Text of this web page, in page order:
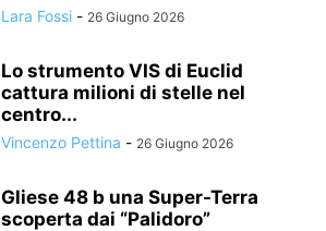
Lara Fossi - 26 Giugno 2026
Lo strumento VIS di Euclid
cattura milioni di stelle nel
centro...
Vincenzo Pettina - 26 Giugno 2026
Gliese 48 b una Super-Terra
scoperta dai “Palidoro”